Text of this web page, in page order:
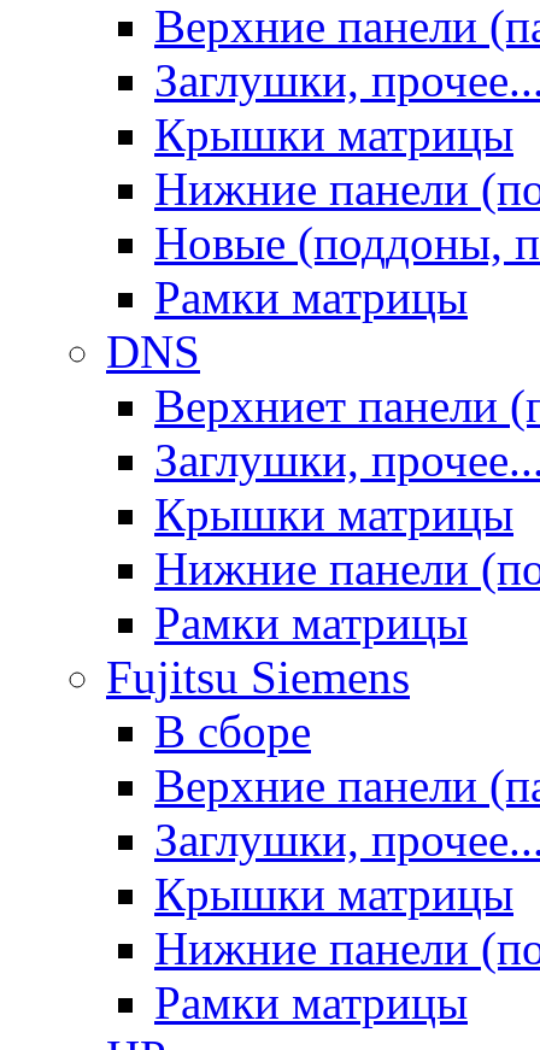
Верхние панели
Заглушки,
Крышки матрицы
Нижние панели
Новые (поддоны,
Рамки матрицы
DNS
Верхниет панели
Заглушки,
Крышки матрицы
Нижние панели
Рамки матрицы
Fujitsu Siemens
В сборе
Верхние панели
Заглушки,
Крышки матрицы
Нижние панели
Рамки матрицы